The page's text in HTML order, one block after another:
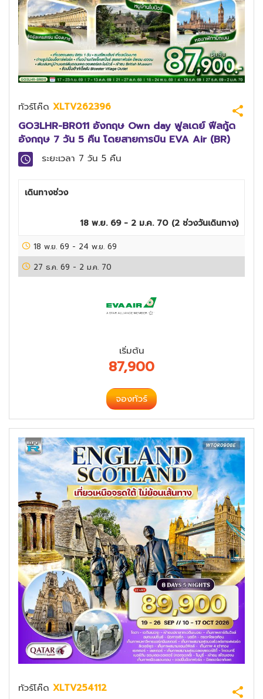
ทัวร์โค๊ด XLTV262396
GO3LHR-BR011 อังกฤษ Own day ฟูลเดย์ ฟีลกู้ด
อังกฤษ 7 วัน 5 คืน โดยสายการบิน EVA Air (BR)
ระยะเวลา 7 วัน 5 คืน
เดินทางช่วง
18 พ.ย. 69 - 2 ม.ค. 70 (2 ช่วงวันเดินทาง)
18 พ.ย. 69 - 24 พ.ย. 69
27 ธ.ค. 69 - 2 ม.ค. 70
เริ่มต้น
87,900
จองทัวร์
ทัวร์โค๊ด XLTV254112